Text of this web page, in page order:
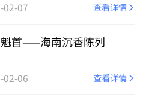
02-07 查看详情
首——海南沉香陈列
02-06 查看详情